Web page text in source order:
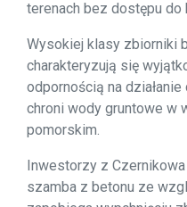
terenach bez dostępu do
Wysokiej klasy zbiorniki
charakteryzują się
odpornością na
chroni wody gruntowe w
pomorskim.
Inwestorzy z
szamba z betonu ze